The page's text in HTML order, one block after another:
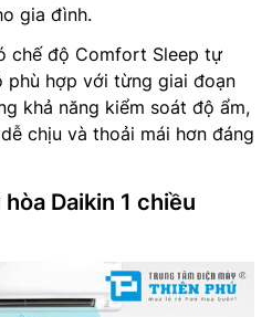
gia đình.
chế độ Comfort Sleep tự
phù hợp với từng giai đoạn
khả năng kiểm soát độ ẩm,
chịu và thoải mái hơn đáng
Daikin 1 chiều